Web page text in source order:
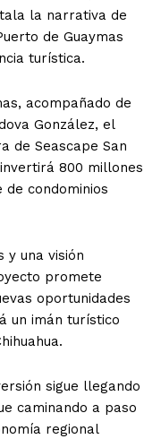
la narrativa de
de Guaymas
turística.
acompañado de
González, el
de Seascape San
800 millones
condominios
y una visión
promete
oportunidades
un imán turístico
sigue llegando
caminando a paso
regional